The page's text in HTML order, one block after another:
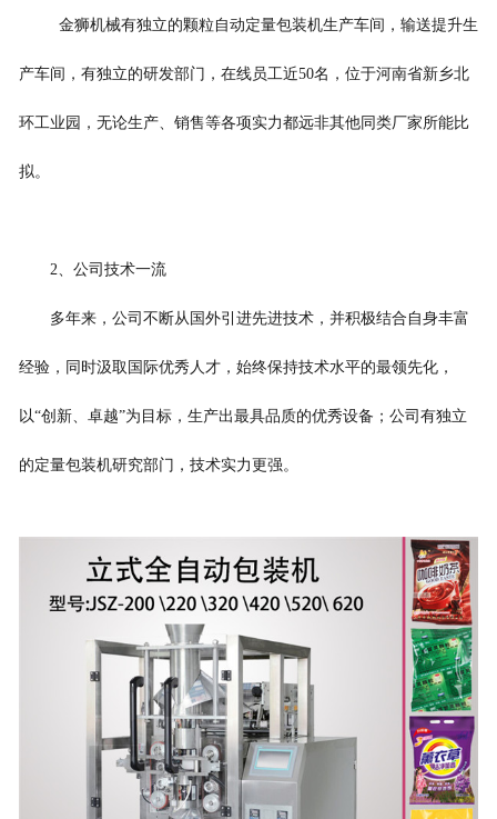
金狮机械有独立的颗粒自动定量包装机生产车间， 输送提升生
产车间，有独立的研发部门，在线员工近50名，位于河南省新乡北
环工业园 ，无论生产、销售等各项实力都远非其他同类厂家所能比
拟。
2 、公司技术一流
多年来，公司不断从国外引进先进技术，并积极结合自身丰富
经验，同时汲取国际优秀人才，始终保持技术水平的最领先化，
以“创新、卓越”为目标，生产出最具品质的优秀设备；公司有独立
的定量包装机研究部门，技术实力更强。